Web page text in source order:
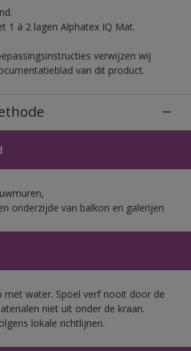
1 à 2 lagen Alphatex IQ Mat.
verwijzen wij
van dit product.
onderzijde van balkon en galerijen
met water. Spoel verf nooit door de
niet uit onder de kraan.
lokale richtlijnen.